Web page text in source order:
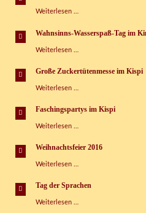
Kinderspielhaus
e.V.
Weiterlesen …
machen!
Wahnsinns-Wasserspaß-Tag im
Weiterlesen …
Tag
Kinderspielhaus
Große Zuckertütenmesse im Kispi
Weiterlesen …
im
Faschingspartys im Kispi
Weiterlesen …
Kispi
Weihnachtsfeier 2016
Weiterlesen …
Tag der Sprachen
Weiterlesen …